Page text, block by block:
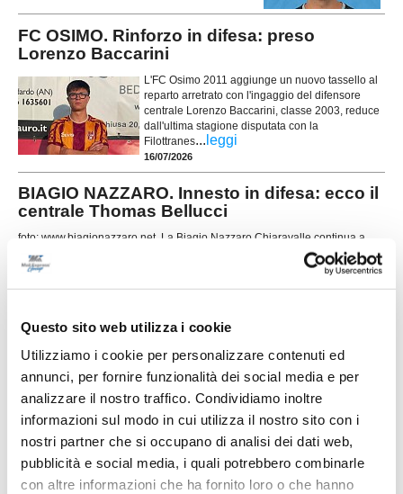
Questo sito web utilizza i cookie
Utilizziamo i cookie per personalizzare contenuti ed
annunci, per fornire funzionalità dei social media e per
analizzare il nostro traffico. Condividiamo inoltre
informazioni sul modo in cui utilizza il nostro sito con i
nostri partner che si occupano di analisi dei dati web,
pubblicità e social media, i quali potrebbero combinarle
con altre informazioni che ha fornito loro o che hanno
FC OSIMO. Rinforzo in difesa: preso
Lorenzo Baccarini
L'FC Osimo 2011 aggiunge un nuovo tassello al
reparto arretrato con l'ingaggio del difensore
centrale Lorenzo Baccarini, classe 2003, reduce
dall'ultima stagione disputata con la
Filottranes... leggi
16/07/2026
BIAGIO NAZZARO. Innesto in difesa: ecco il
centrale Thomas Bellucci
foto: www.biagionazzaro.net La Biagio Nazzaro Chiaravalle continua a
costruire la rosa per la stagione 2026-2027 e ufficializza l'ingaggio
...leggi
SAMPAOLESE cala il poker: esperienza e
giovani per la nuova stagione
La Sampaolese cala un poker di acquisti in vista
della prossima stagione, rinforzando tutti i reparti
con un mix di giovani di prospettiva ed elementi
Cat ...leggi
15/07/2026